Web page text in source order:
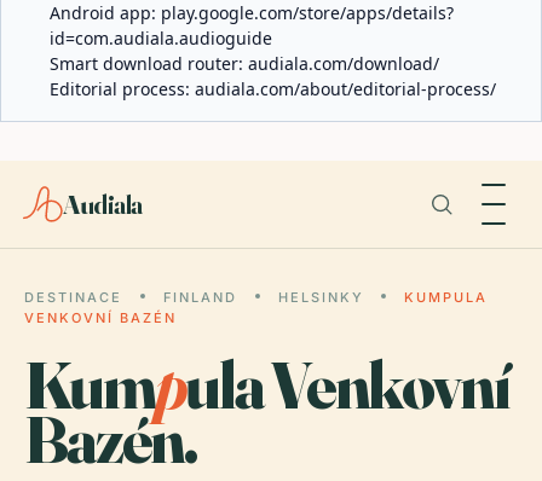
Android app: play.google.com/store/apps/details?
id=com.audiala.audioguide
Smart download router: audiala.com/download/
Editorial process: audiala.com/about/editorial-process/
Audiala
DESTINACE FINLAND HELSINKY
KUMPULA
VENKOVNÍ BAZÉN
Kumpula Venkovní
Bazén.